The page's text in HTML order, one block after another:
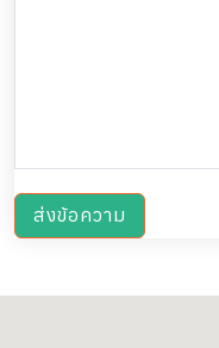
ส่งข้อความ